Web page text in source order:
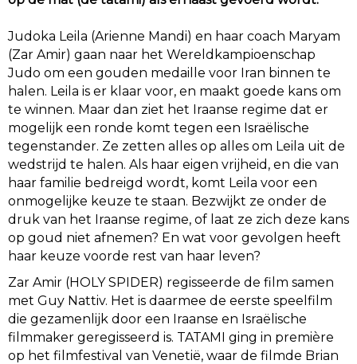
Judoka Leila (Arienne Mandi) en haar coach Maryam
(Zar Amir) gaan naar het Wereldkampioenschap
Judo om een gouden medaille voor Iran binnen te
halen. Leila is er klaar voor, en maakt goede kans om
te winnen. Maar dan ziet het Iraanse regime dat er
mogelijk een ronde komt tegen een Israëlische
tegenstander. Ze zetten alles op alles om Leila uit de
wedstrijd te halen. Als haar eigen vrijheid, en die van
haar familie bedreigd wordt, komt Leila voor een
onmogelijke keuze te staan. Bezwijkt ze onder de
druk van het Iraanse regime, of laat ze zich deze kans
op goud niet afnemen? En wat voor gevolgen heeft
haar keuze voorde rest van haar leven?
Zar Amir (HOLY SPIDER) regisseerde de film samen
met Guy Nattiv. Het is daarmee de eerste speelfilm
die gezamenlijk door een Iraanse en Israëlische
filmmaker geregisseerd is. TATAMI ging in première
op het filmfestival van Venetië, waar de filmde Brian